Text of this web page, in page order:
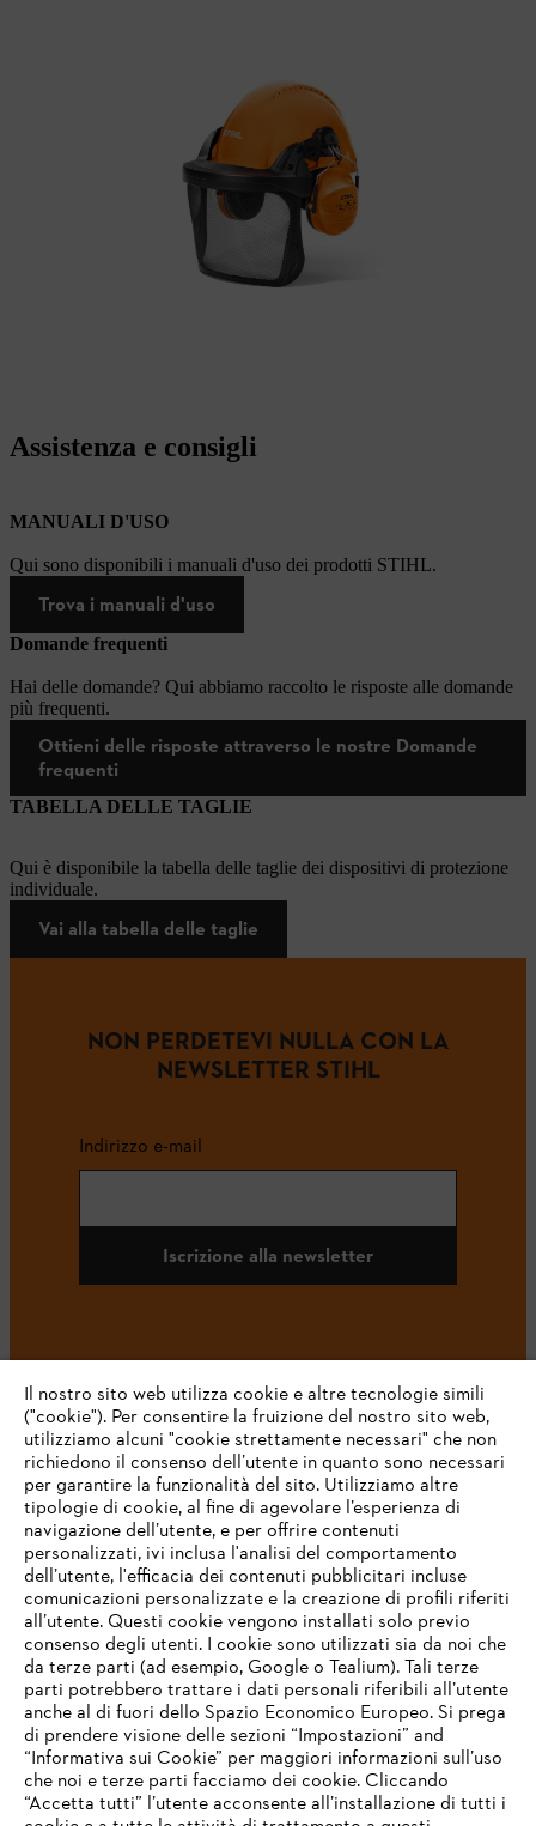
Assistenza e consigli
MANUALI D'USO
Qui sono disponibili i manuali d'uso dei prodotti STIHL.
Trova i manuali d'uso
Domande frequenti
Hai delle domande? Qui abbiamo raccolto le risposte alle domande
più frequenti.
Ottieni delle risposte attraverso le nostre Domande
frequenti
TABELLA DELLE TAGLIE
Qui è disponibile la tabella delle taglie dei dispositivi di protezione
individuale.
Vai alla tabella delle taglie
NON PERDETEVI NULLA CON LA
NEWSLETTER STIHL
Indirizzo e-mail
Iscrizione alla newsletter
#STIHL
L’azienda
STIHL FAQ
Service
IHR BROWSER WIRD NICHT
UNTERSTÜTZT
Il nostro sito web utilizza cookie e altre tecnologie simili
("cookie"). Per consentire la fruizione del nostro sito web,
utilizziamo alcuni "cookie strettamente necessari" che non
richiedono il consenso dell’utente in quanto sono necessari
per garantire la funzionalità del sito. Utilizziamo altre
tipologie di cookie, al fine di agevolare l’esperienza di
navigazione dell’utente, e per offrire contenuti
personalizzati, ivi inclusa l'analisi del comportamento
dell’utente, l'efficacia dei contenuti pubblicitari incluse
comunicazioni personalizzate e la creazione di profili riferiti
all’utente. Questi cookie vengono installati solo previo
consenso degli utenti. I cookie sono utilizzati sia da noi che
da terze parti (ad esempio, Google o Tealium). Tali terze
parti potrebbero trattare i dati personali riferibili all’utente
anche al di fuori dello Spazio Economico Europeo. Si prega
di prendere visione delle sezioni “Impostazioni” and
“Informativa sui Cookie” per maggiori informazioni sull’uso
che noi e terze parti facciamo dei cookie. Cliccando
“Accetta tutti” l’utente acconsente all’installazione di tutti i